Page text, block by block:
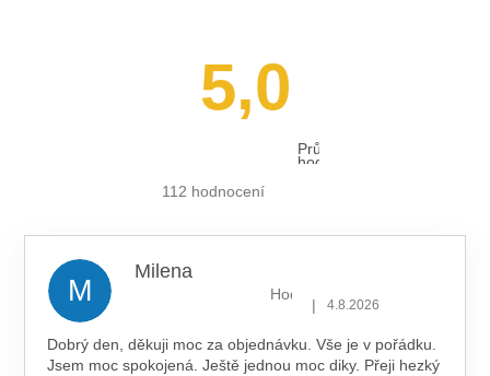
5,0
Průměrné
hodnocení
112 hodnocení
M
Milena
Hodnocení obchodu je 5 z 5
| 4.8.2026
Dobrý den, děkuji moc za objednávku. Vše je v pořádku.
Jsem moc spokojená. Ještě jednou moc diky. Přeji hezký